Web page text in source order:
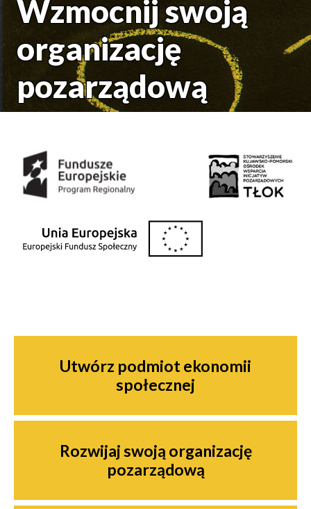
Wzmocnij swoją
organizację
pozarządową
Utwórz podmiot ekonomii
społecznej
Rozwijaj swoją organizację
pozarządową